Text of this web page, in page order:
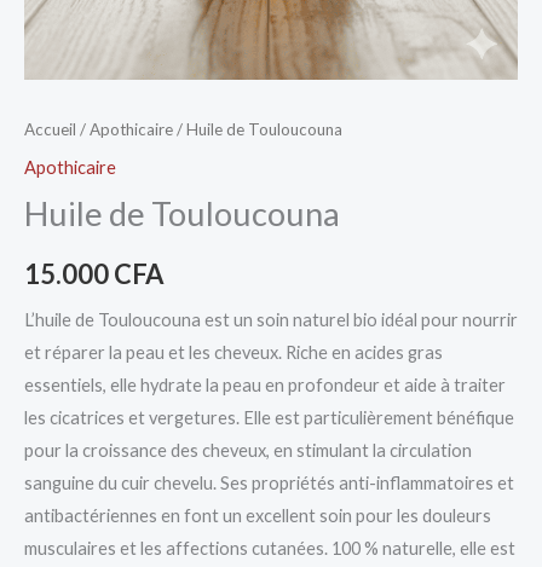
Accueil /Apothicaire/ Huile de Touloucouna
Apothicaire
Huile de Touloucouna
15.000CFA
L’huile de Touloucouna est un soin naturel bio idéal pour nourrir
et réparer la peau et les cheveux. Riche en acides gras
essentiels, elle hydrate la peau en profondeur et aide à traiter
les cicatrices et vergetures. Elle est particulièrement bénéfique
pour la croissance des cheveux, en stimulant la circulation
sanguine du cuir chevelu. Ses propriétés anti-inflammatoires et
antibactériennes en font un excellent soin pour les douleurs
musculaires et les affections cutanées. 100 % naturelle, elle est